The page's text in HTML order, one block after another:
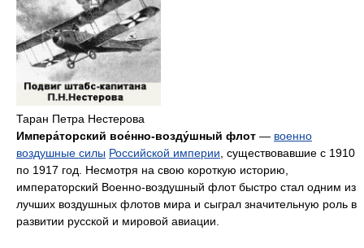
Таран Петра Нестерова
Импера́торский вое́нно-возду́шный флот — военно
воздушные силы Российской империи, существовавшие с 1910
по 1917 год. Несмотря на свою короткую историю,
императорский Военно-воздушный флот быстро стал одним из
лучших воздушных флотов мира и сыграл значительную роль в
развитии русской и мировой авиации.